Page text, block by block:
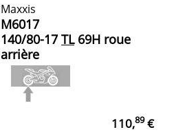
Maxxis
M6017
140/80-17 TL69H roue
arrière
110,89€